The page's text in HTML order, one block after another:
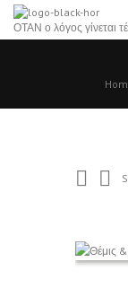
ΟΤΑΝ ο λόγος γίνεται